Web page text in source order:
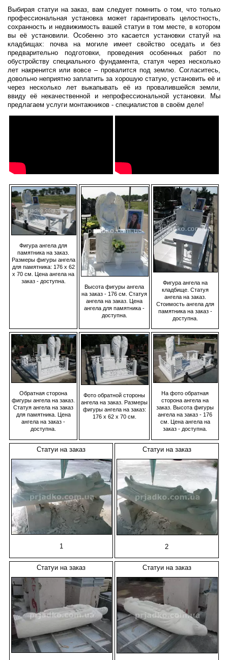
Выбирая статуи на заказ, вам следует помнить о том, что только
профессиональная установка может гарантировать целостность,
сохранность и недвижимость вашей статуи в том месте, в котором
вы её установили. Особенно это касается установки статуй на
кладбищах: почва на могиле имеет свойство оседать и без
предварительно подготовки, проведения особенных работ по
обустройству специального фундамента, статуя через несколько
лет накренится или вовсе – провалится под землю. Согласитесь,
довольно неприятно заплатить за хорошую статую, установить её и
через несколько лет выкапывать её из провалившейся земли,
ввиду её некачественной и непрофессиональной установки. Мы
предлагаем услуги монтажников - специалистов в своём деле!
Фигура ангела для
памятника на заказ.
Размеры фигуры ангела
для памятника: 176 х 62
х 70 см. Цена ангела на
заказ - доступна.
Высота фигуры ангела
на заказ - 176 см. Статуя
ангела на заказ. Цена
ангела для памятника -
доступна.
Фигура ангела на
кладбище. Статуя
ангела на заказ.
Стоимость ангела для
памятника на заказ -
доступна.
Обратная сторона
фигуры ангела на заказ.
Статуя ангела на заказ
для памятника. Цена
ангела на заказ -
доступна.
Фото обратной стороны
ангела на заказ. Размеры
фигуры ангела на заказ:
176 х 62 х 70 см.
На фото обратная
сторона ангела на
заказ. Высота фигуры
ангела на заказ - 176
см. Цена ангела на
заказ - доступна.
Статуи на заказ
1
Статуи на заказ
2
Статуи на заказ Статуи на заказ